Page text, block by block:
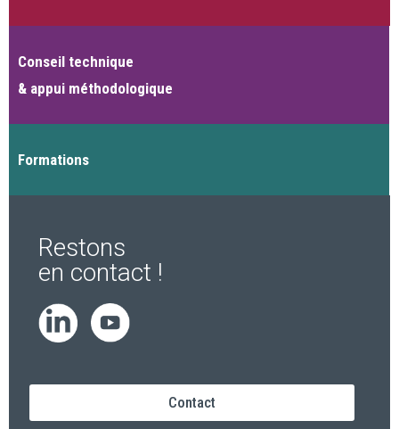
Conseil technique
& appui méthodologique
Formations
Restons
en contact !
Contact